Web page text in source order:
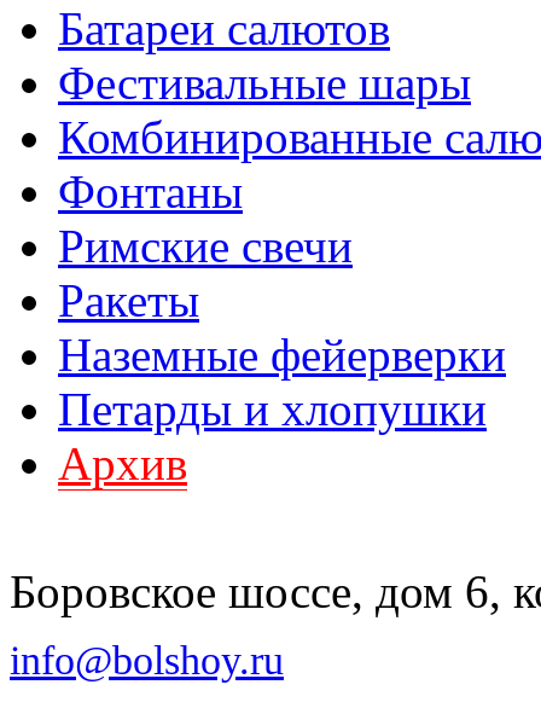
Батареи салютов
Фестивальные шары
Комбинированные
Фонтаны
Римские свечи
Ракеты
Наземные фейерверки
Петарды и хлопушки
Архив
Боровское шоссе, дом 6,
info@bolshoy.ru